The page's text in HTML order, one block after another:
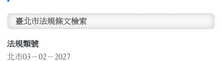
臺北市法規條文檢索
法規類號
北市03－02－2027